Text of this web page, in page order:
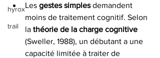
hyrox
trail
Les gestes simples demandent
moins de traitement cognitif. Selon
la théorie de la charge cognitive
(Sweller, 1988), un débutant a une
capacité limitée à traiter de